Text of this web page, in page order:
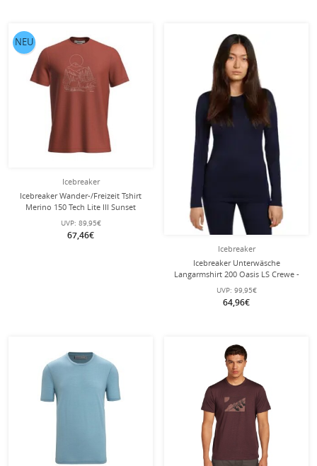
Icebreaker
Icebreaker Wander-/Freizeit Tshirt
Merino 150 Tech Lite III Sunset
Camp (100% Merinowolle) rot
Herren
UVP: 89,95€
67,46€
NEU
Icebreaker
Icebreaker Unterwäsche
Langarmshirt 200 Oasis LS Crewe -
Merinowolle, enganliegend -
nachtblau Damen
UVP: 99,95€
64,96€